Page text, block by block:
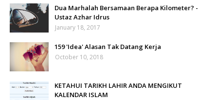
Dua Marhalah Bersamaan Berapa Kilometer? -
Ustaz Azhar Idrus
January 18, 2017
159 'Idea' Alasan Tak Datang Kerja
October 10, 2018
KETAHUI TARIKH LAHIR ANDA MENGIKUT
KALENDAR ISLAM